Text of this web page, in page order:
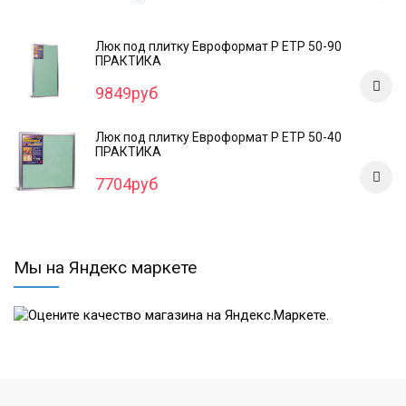
Люк под плитку Евроформат Р ЕТР 50-90
ПРАКТИКА
9849руб
Люк под плитку Евроформат Р ЕТР 50-40
ПРАКТИКА
7704руб
Мы на Яндекс маркете